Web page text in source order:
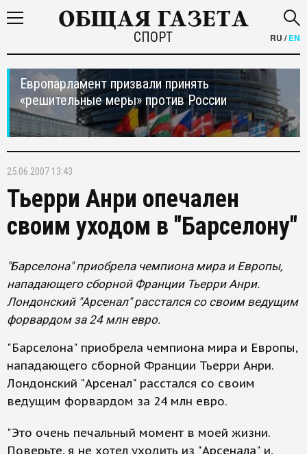
СПОРТ RU /EN
Европарламент призвали принять
«решительные меры» против России
25.06.2007 13:43
Тьерри Анри опечален
своим уходом в "Барселону"
"Барселона" приобрела чемпиона мира и Европы,
нападающего сборной Франции Тьерри Анри.
Лондонский "Арсенал" расстался со своим ведущим
форвардом за 24 млн евро.
"Барселона" приобрела чемпиона мира и Европы,
нападающего сборной Франции Тьерри Анри.
Лондонский "Арсенал" расстался со своим
ведущим форвардом за 24 млн евро.
"Это очень печальный момент в моей жизни.
Поверьте, я не хотел уходить из "Арсенала" и,